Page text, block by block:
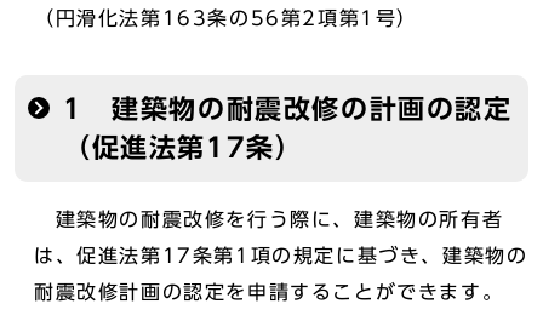
（円滑化法第163条の56第2項第1号）
1 建築物の耐震改修の計画の認定
（促進法第17条）
建築物の耐震改修を行う際に、建築物の所有者
は、促進法第17条第1項の規定に基づき、建築物の
耐震改修計画の認定を申請することができます。